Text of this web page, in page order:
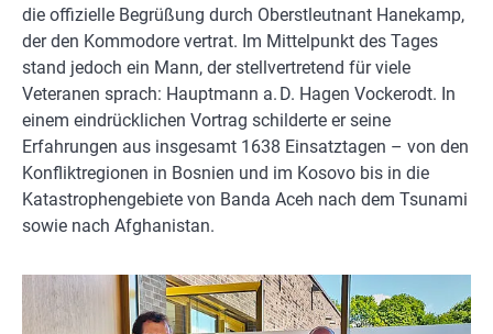
die offizielle Begrüßung durch Oberstleutnant Hanekamp,
der den Kommodore vertrat. Im Mittelpunkt des Tages
stand jedoch ein Mann, der stellvertretend für viele
Veteranen sprach: Hauptmann a. D. Hagen Vockerodt. In
einem eindrücklichen Vortrag schilderte er seine
Erfahrungen aus insgesamt 1638 Einsatztagen – von den
Konfliktregionen in Bosnien und im Kosovo bis in die
Katastrophengebiete von Banda Aceh nach dem Tsunami
sowie nach Afghanistan.